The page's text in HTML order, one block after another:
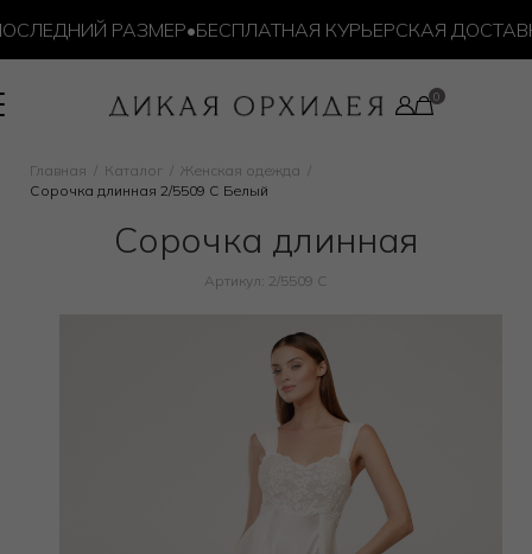
РАЗМЕР•БЕСПЛАТНАЯ КУРЬЕРСКАЯ ДОСТАВКА
Главная Каталог
Женская одежда
Сорочка длинная 2/5509 C Белый
Сорочка длинная
Артикул: 2/5509 C